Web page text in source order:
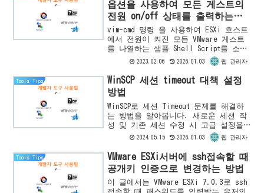
옵션을 사용하여 모든 게스트의
전원 on/off 상태를 출력하는
Shell Script 작성하기
vim-cmd 명령 을 사용하여 ESXi 호스트
에서 전원이 켜진 모든 VMware 게스트
를 나열하는 샘플 Shell Script를 소개
합니다.샘플 Shell Script아래 스크립
트를 .sh확장자 로 powersta...
2023.02.06 2026.01.03 웹 관리자
Tools Tips
WinSCP 세션 timeout 대책 설정
방법
WinSCP로 세션 Timeout 문제를 해결하
는 방법을 알아봅니다. 새로운 세션 작
성 및 기존 세션 수정 시 고급 설정을
변경하여 timeout 대응을 설정하는 방법
2024.05.15 2026.01.03 웹 관리자
Tools Tips
VMware ESXi서버에 ssh접속할 때
공개키 인증으로 변경하는 방법
이 글에서는 VMware ESXi 7.0.3로 ssh